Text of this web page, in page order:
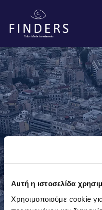
Αυτή η ιστοσελίδα
Χρησιμοποιούμε cookie
Benedict
Athens